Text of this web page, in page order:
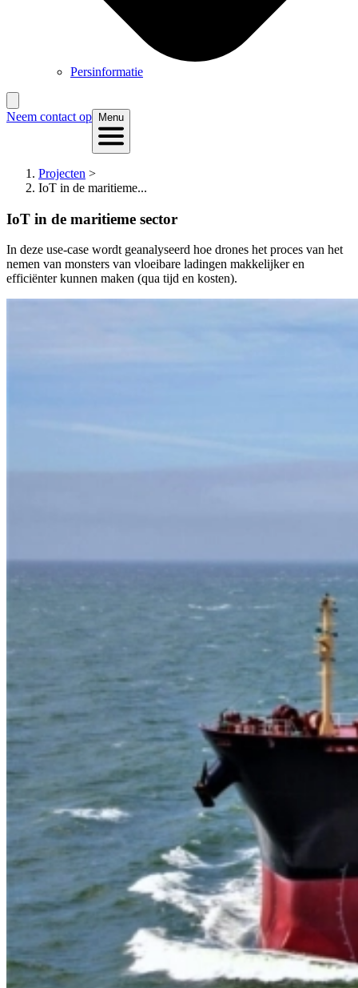
Persinformatie
Neem contact op Menu
Projecten >
IoT in de maritieme...
IoT in de maritieme sector
In deze use-case wordt geanalyseerd hoe drones het proces van het
nemen van monsters van vloeibare ladingen makkelijker en
efficiënter kunnen maken (qua tijd en kosten).